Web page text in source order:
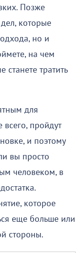
Позже
которые
но и
на чем
станете тратить
для
пройдут
и поэтому
вы просто
человеком, в
которое
еще больше или
стороны.